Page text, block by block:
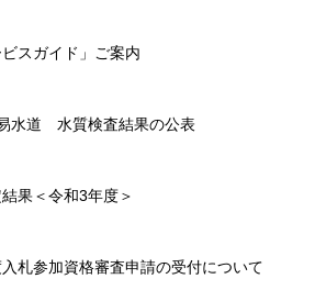
ビスガイド」ご案内
水道 水質検査結果の公表
果＜令和3年度＞
札参加資格審査申請の受付について